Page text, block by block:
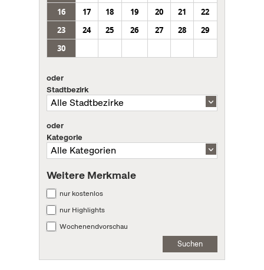
16
17 18 19 20 21
22
23
24 25 26 27 28
29
30
oder
Stadtbezirk
oder
Kategorie
Weitere Merkmale
nur kostenlos
nur Highlights
Wochenendvorschau
Suchen